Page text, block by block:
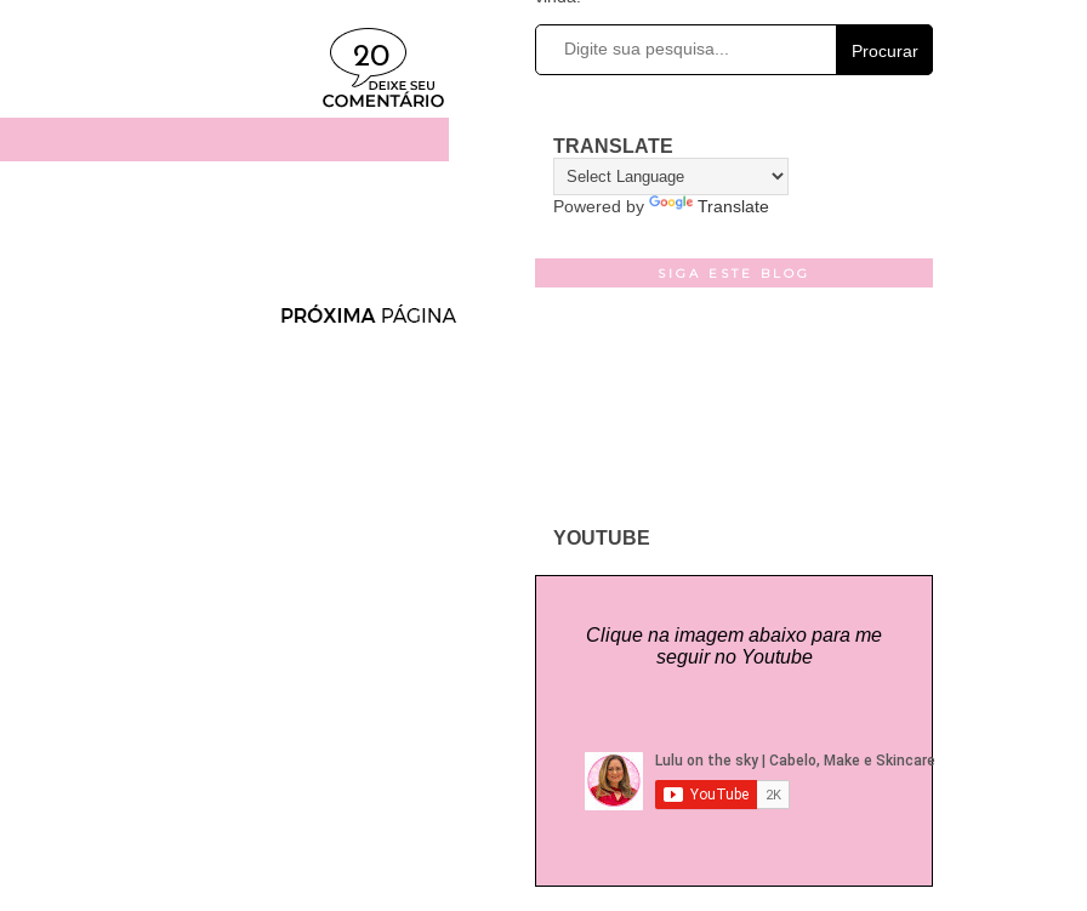
20 Procurar
TRANSLATE
Powered by Translate
SIGA ESTE BLOG
YOUTUBE
Clique na imagem abaixo para me
seguir no Youtube